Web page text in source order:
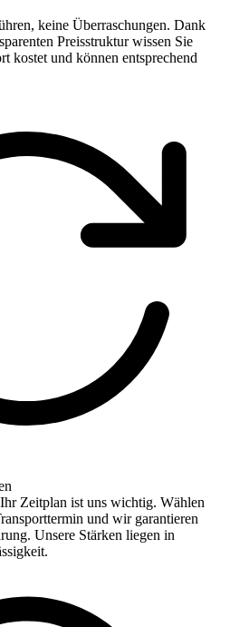
keine Überraschungen. Dank
Preisstruktur wissen Sie
kostet und können entsprechend
Zeitplan ist uns wichtig. Wählen
und wir garantieren
Unsere Stärken liegen in